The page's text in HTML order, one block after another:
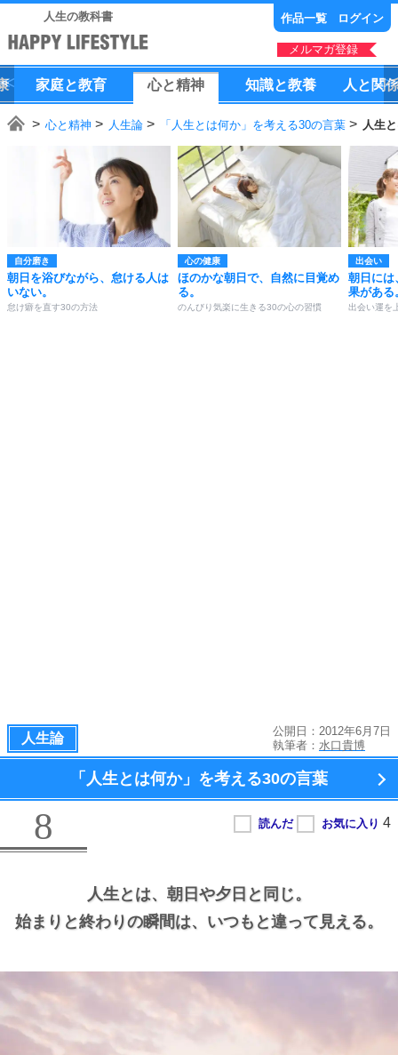
人生の教科書 作品一覧 ログイン
メルマガ登録
家庭と教育 心と精神 知識と教養 人 と 関
心と精神 人生論 「人生とは何か」を考える30の言葉 人生
自分磨き
朝日を浴びながら、怠ける人は
いない。
怠け癖を直す30の方法
心の健康
ほのかな朝日で、自然に目覚め
る。
のんびり気楽に生きる30の心の習慣
出会い
朝日には
果がある
出会い運を
人生論
公開日：2012年6月7日
執筆者： 水口貴博
「人生とは何か」を考える30の言葉
8
人生とは、 朝日や夕日と同じ。
始まりと終わりの瞬間は、 いつもと違って見える。